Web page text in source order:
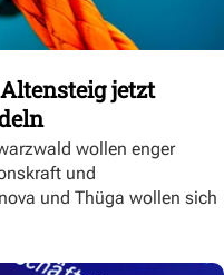
jetzt
wollen enger
und
und Thüga wollen sich